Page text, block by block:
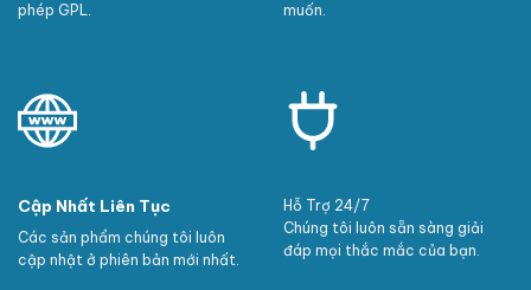
phép GPL.
muốn.
Cập Nhất Liên Tục
Các sản phẩm chúng tôi luôn
cập nhật ở phiên bản mới nhất.
Hỗ Trợ 24/7
Chúng tôi luôn sẵn sàng giải
đáp mọi thắc mắc của bạn.